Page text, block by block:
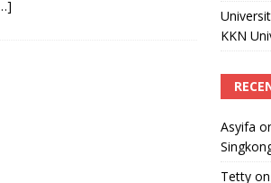
KKN
Asyifa
Tettyon